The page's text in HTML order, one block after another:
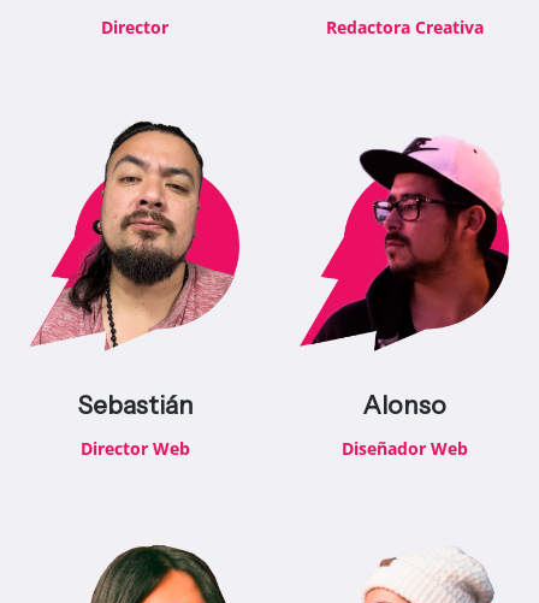
Director Redactora Creativa
Sebastián
Director Web
Alonso
Diseñador Web